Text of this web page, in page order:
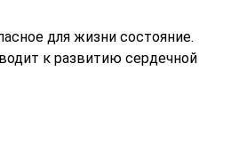
для жизни состояние.
к развитию сердечной